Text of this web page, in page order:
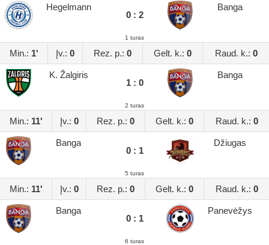
Hegelmann
0 : 2
Banga
1 turas
Min.: 1' Įv.: 0 Rez. p.: 0 Gelt. k.: 0 Raud. k.: 0
K. Žalgiris
1 : 0
Banga
2 turas
Min.: 11' Įv.: 0 Rez. p.: 0 Gelt. k.: 0 Raud. k.: 0
Banga
0 : 1
Džiugas
5 turas
Min.: 11' Įv.: 0 Rez. p.: 0 Gelt. k.: 0 Raud. k.: 0
Banga
0 : 1
Panevėžys
6 turas